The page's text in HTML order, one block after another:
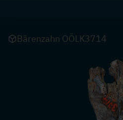
Bärenzahn OÖLK3714